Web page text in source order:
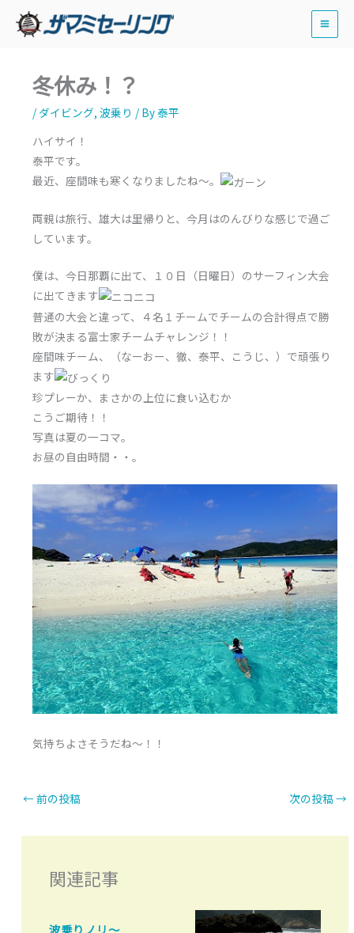
冬休み！？
/ ダイビング,波乗り / By泰平
ハイサイ！
泰平です。
最近、座間味も寒くなりましたね～。
両親は旅行、雄大は里帰りと、今月はのんびりな感じで過ご
しています。
僕は、今日那覇に出て、１０日（日曜日）のサーフィン大会
に出てきます
普通の大会と違って、４名１チームでチームの合計得点で勝
敗が決まる富士家チームチャレンジ！！
座間味チーム、（なーおー、徹、泰平、こうじ、）で頑張り
ます
珍プレーか、まさかの上位に食い込むか
こうご期待！！
写真は夏の一コマ。
お昼の自由時間・・。
気持ちよさそうだね～！！
←前の投稿 次の投稿 →
関連記事
波乗りノリ～